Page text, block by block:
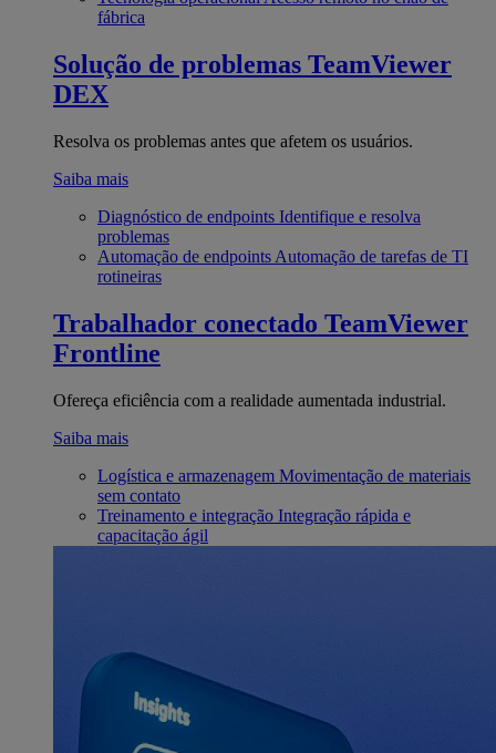
fábrica
Solução de problemas TeamViewer
DEX
Resolva os problemas antes que afetem os usuários.
Saiba mais
Diagnóstico de endpoints Identifique e resolva
problemas
Automação de endpoints Automação de tarefas de TI
rotineiras
Trabalhador conectado TeamViewer
Frontline
Ofereça eficiência com a realidade aumentada industrial.
Saiba mais
Logística e armazenagem Movimentação de materiais
sem contato
Treinamento e integração Integração rápida e
capacitação ágil